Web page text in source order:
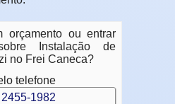
orçamento ou entrar
Instalação de
no Frei Caneca?
telefone
2455-1982